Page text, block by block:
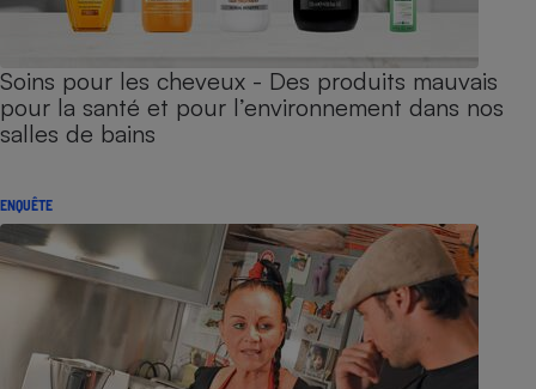
Soins pour les cheveux - Des produits mauvais
pour la santé et pour l’environnement dans nos
salles de bains
ENQUÊTE